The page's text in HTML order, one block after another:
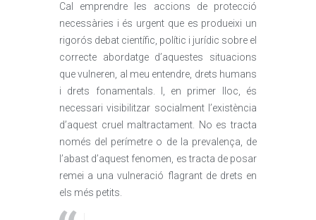
Cal emprendre les accions de protecció
necessàries i és urgent que es produeixi un
rigorós debat científic, polític i jurídic sobre el
correcte abordatge d’aquestes situacions
que vulneren, al meu entendre, drets humans
i drets fonamentals. I, en primer lloc, és
necessari visibilitzar socialment l’existència
d’aquest cruel maltractament. No es tracta
només del perímetre o de la prevalença, de
l’abast d’aquest fenomen, es tracta de posar
remei a una vulneració flagrant de drets en
els més petits.